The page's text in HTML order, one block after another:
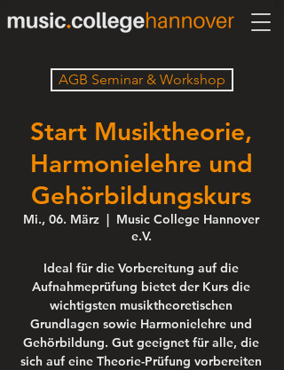
AGB Seminar & Workshop
Start Musiktheorie,
Harmonielehre und
Gehörbildungskurs
Mi., 06. März
  |
Music College Hannover
e.V.
Ideal für die Vorbereitung auf die
Aufnahmeprüfung bietet der Kurs die
wichtigsten musiktheoretischen
Grundlagen sowie Harmonielehre und
Gehörbildung. Gut geeignet für alle, die
sich auf eine Theorie-Prüfung vorbereiten